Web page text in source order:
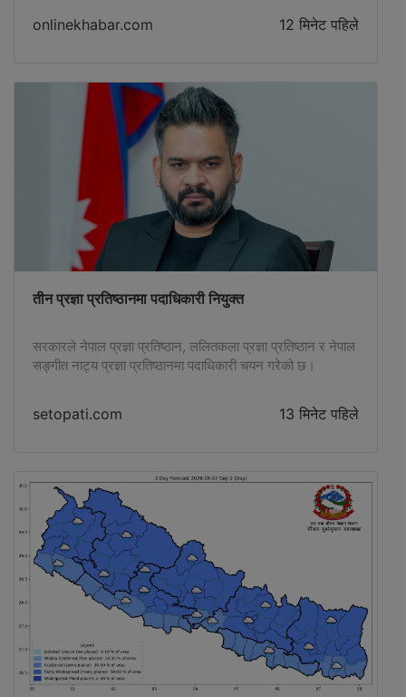
किसानलाई प्रतिकिलो २० रुपैयाँका दरले अनुदान वितरण गरिएपछि
स्थानीय कृषक उत्साहित …
onlinekhabar.com 12 मिनेट पहिले
तीन प्रज्ञा प्रतिष्ठानमा पदाधिकारी नियुक्त
सरकारले नेपाल प्रज्ञा प्रतिष्ठान, ललितकला प्रज्ञा प्रतिष्ठान र नेपाल
सङ्गीत नाट्य प्रज्ञा प्रतिष्ठानमा पदाधिकारी चयन गरेको छ।
setopati.com 13 मिनेट पहिले